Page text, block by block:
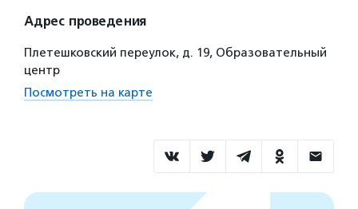
Адрес проведения
Плетешковский переулок, д. 19, Образовательный
центр
Посмотреть на карте